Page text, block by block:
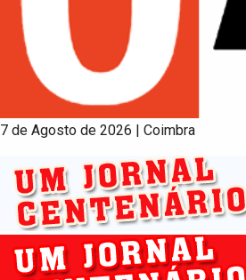
7 de Agosto de 2026 | Coimbra